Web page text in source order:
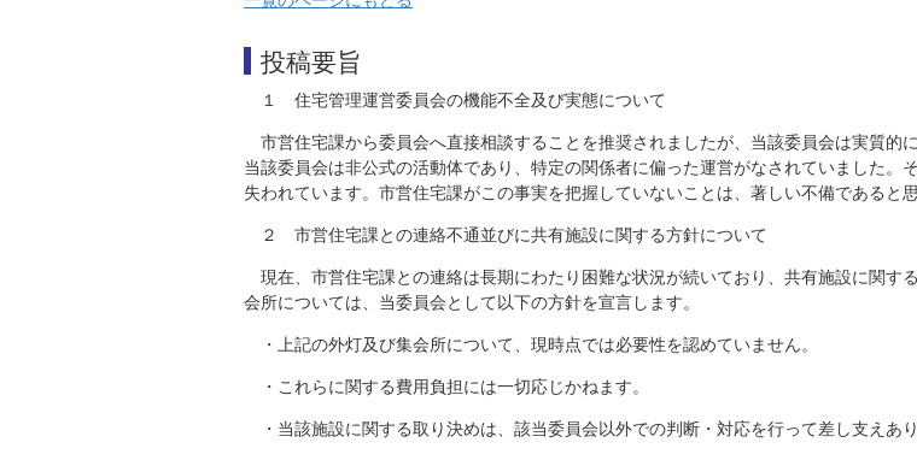
投稿要旨
１ 住宅管理運営委員会の機能不全及び実態について
市営住宅課から委員会へ直接相談することを推奨されましたが、当該委員会は実質的
当該委員会は非公式の活動体であり、特定の関係者に偏った運営がなされていました
失われています。市営住宅課がこの事実を把握していないことは、著しい不備であると思
２ 市営住宅課との連絡不通並びに共有施設に関する方針について
現在、市営住宅課との連絡は長期にわたり困難な状況が続いており、共有施設に関
会所については、当委員会として以下の方針を宣言します。
・上記の外灯及び集会所について、現時点では必要性を認めていません。
・これらに関する費用負担には一切応じかねます。
・当該施設に関する取り決めは、該当委員会以外での判断・対応を行って差し支えあり